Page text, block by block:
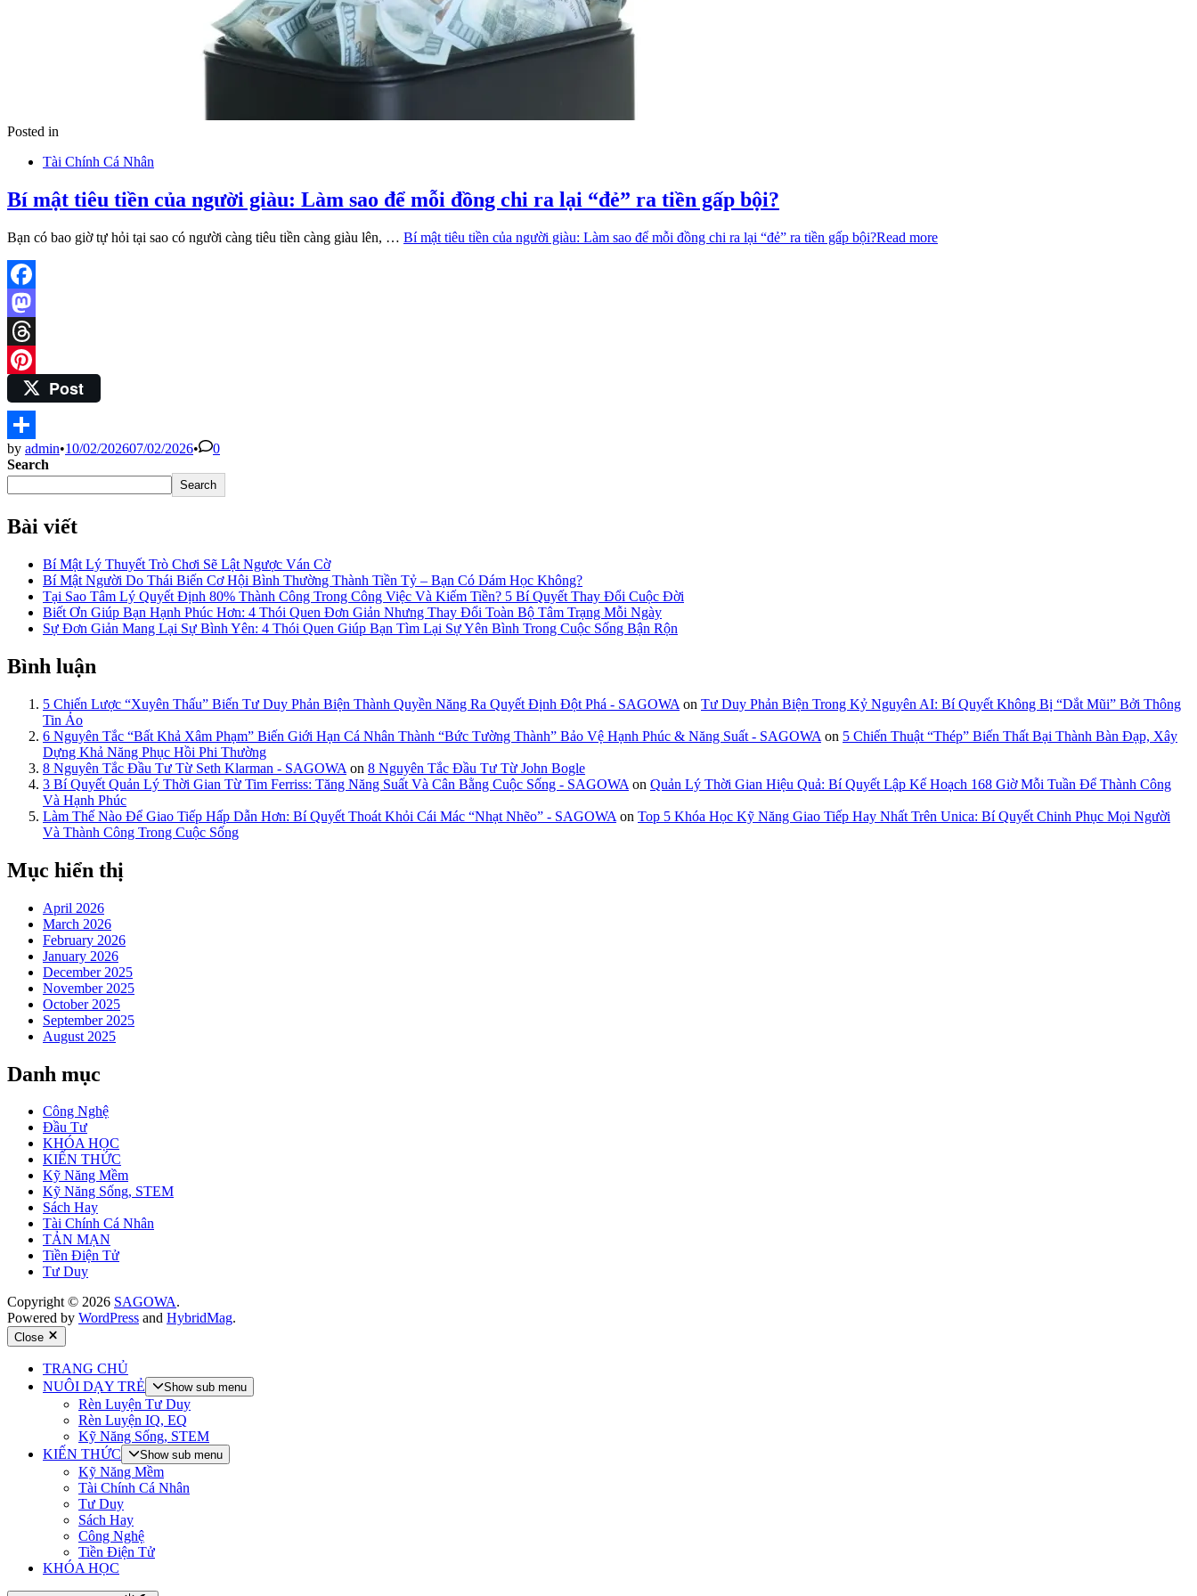
Posted in
Tài Chính Cá Nhân
Bí mật tiêu tiền của người giàu: Làm sao để mỗi đồng chi ra lại “đẻ” ra tiền gấp bội?
Bạn có bao giờ tự hỏi tại sao có người càng tiêu tiền càng giàu lên, … Bí mật tiêu tiền của người giàu: Làm sao để mỗi đồng chi ra lại “đẻ” ra tiền gấp bội?Read more
Facebook
Mastodon
Threads
PinterestPost
Share
by admin•10/02/202607/02/2026•
0
Search
Search
Bài viết
Bí Mật Lý Thuyết Trò Chơi Sẽ Lật Ngược Ván Cờ
Bí Mật Người Do Thái Biến Cơ Hội Bình Thường Thành Tiền Tỷ – Bạn Có Dám Học Không?
Tại Sao Tâm Lý Quyết Định 80% Thành Công Trong Công Việc Và Kiếm Tiền? 5 Bí Quyết Thay Đổi Cuộc Đời
Biết Ơn Giúp Bạn Hạnh Phúc Hơn: 4 Thói Quen Đơn Giản Nhưng Thay Đổi Toàn Bộ Tâm Trạng Mỗi Ngày
Sự Đơn Giản Mang Lại Sự Bình Yên: 4 Thói Quen Giúp Bạn Tìm Lại Sự Yên Bình Trong Cuộc Sống Bận Rộn
Bình luận
5 Chiến Lược “Xuyên Thấu” Biến Tư Duy Phản Biện Thành Quyền Năng Ra Quyết Định Đột Phá - SAGOWA on Tư Duy Phản Biện Trong Kỷ Nguyên AI: Bí Quyết Không Bị “Dắt Mũi” Bởi Thông
Tin Ảo
6 Nguyên Tắc “Bất Khả Xâm Phạm” Biến Giới Hạn Cá Nhân Thành “Bức Tường Thành” Bảo Vệ Hạnh Phúc & Năng Suất - SAGOWA on 5 Chiến Thuật “Thép” Biến Thất Bại Thành Bàn Đạp, Xây
Dựng Khả Năng Phục Hồi Phi Thường
8 Nguyên Tắc Đầu Tư Từ Seth Klarman - SAGOWA on 8 Nguyên Tắc Đầu Tư Từ John Bogle
3 Bí Quyết Quản Lý Thời Gian Từ Tim Ferriss: Tăng Năng Suất Và Cân Bằng Cuộc Sống - SAGOWA on Quản Lý Thời Gian Hiệu Quả: Bí Quyết Lập Kế Hoạch 168 Giờ Mỗi Tuần Để Thành Công
Và Hạnh Phúc
Làm Thế Nào Để Giao Tiếp Hấp Dẫn Hơn: Bí Quyết Thoát Khỏi Cái Mác “Nhạt Nhẽo” - SAGOWA on Top 5 Khóa Học Kỹ Năng Giao Tiếp Hay Nhất Trên Unica: Bí Quyết Chinh Phục Mọi Người
Và Thành Công Trong Cuộc Sống
Mục hiển thị
April 2026
March 2026
February 2026
January 2026
December 2025
November 2025
October 2025
September 2025
August 2025
Danh mục
Công Nghệ
Đầu Tư
KHÓA HỌC
KIẾN THỨC
Kỹ Năng Mềm
Kỹ Năng Sống, STEM
Sách Hay
Tài Chính Cá Nhân
TẢN MẠN
Tiền Điện Tử
Tư Duy
Copyright © 2026 SAGOWA.
Powered by WordPress and HybridMag.
Close
TRANG CHỦ
NUÔI DẠY TRẺ
Show sub menu
Rèn Luyện Tư Duy
Rèn Luyện IQ, EQ
Kỹ Năng Sống, STEM
KIẾN THỨC
Show sub menu
Kỹ Năng Mềm
Tài Chính Cá Nhân
Tư Duy
Sách Hay
Công Nghệ
Tiền Điện Tử
KHÓA HỌC